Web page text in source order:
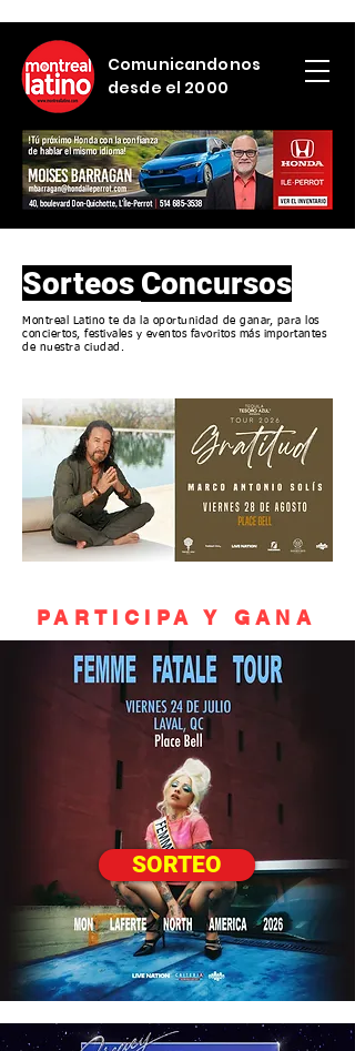
Comunicandonos
desde el 2000
Sorteos Concursos
Montreal Latino te da la oportunidad de ganar, para los
conciertos, festivales y eventos favoritos más importantes
de nuestra ciudad.
PARTICIPA Y GANA
SORTEO